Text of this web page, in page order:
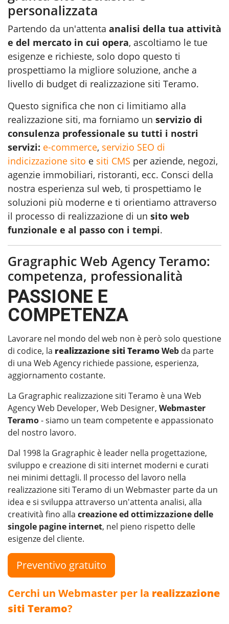
personalizzata
Partendo da un'attenta analisi della tua attività
e del mercato in cui opera, ascoltiamo le tue
esigenze e richieste, solo dopo questo ti
prospettiamo la migliore soluzione, anche a
livello di budget di realizzazione siti Teramo.
Questo significa che non ci limitiamo alla
realizzazione siti, ma forniamo un servizio di
consulenza professionale su tutti i nostri
servizi: e-commerce, servizio SEO di
indicizzazione sito e siti CMS per aziende, negozi,
agenzie immobiliari, ristoranti, ecc. Consci della
nostra esperienza sul web, ti prospettiamo le
soluzioni più moderne e ti orientiamo attraverso
il processo di realizzazione di un sito web
funzionale e al passo con i tempi.
Gragraphic Web Agency Teramo:
competenza, professionalità
PASSIONE E
COMPETENZA
Lavorare nel mondo del web non è però solo questione
di codice, la realizzazione siti TeramoWeb da parte
di una Web Agency richiede passione, esperienza,
aggiornamento costante.
La Gragraphic realizzazione siti Teramo è una Web
Agency Web Developer, Web Designer, Webmaster
Teramo- siamo un team competente e appassionato
del nostro lavoro.
Dal 1998 la Gragraphic è leader nella progettazione,
sviluppo e creazione di siti internet moderni e curati
nei minimi dettagli. Il processo del lavoro nella
realizzazione siti Teramo di un Webmaster parte da un
idea e si sviluppa attraverso un'attenta analisi, alla
creatività fino alla creazione ed ottimizzazione delle
singole pagine internet, nel pieno rispetto delle
esigenze del cliente.
Preventivo gratuito
Cerchi un Webmaster per la realizzazione
siti Teramo?